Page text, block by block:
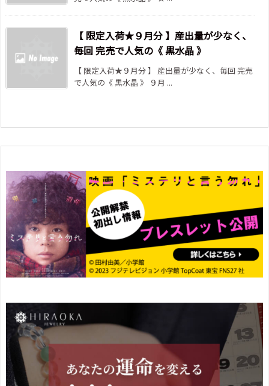
【 限定入荷★９月分 】産出量が少なく、
毎回 完売で人気の《 黒水晶 》
【 限定入荷★９月分 】 産出量が少なく、毎回 完売
で人気の《 黒水晶 》 ９月 ...